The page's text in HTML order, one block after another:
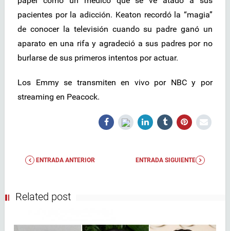
pacientes por la adicción. Keaton recordó la “magia”
de conocer la televisión cuando su padre ganó un
aparato en una rifa y agradeció a sus padres por no
burlarse de sus primeros intentos por actuar.
Los Emmy se transmiten en vivo por NBC y por
streaming en Peacock.
ENTRADA ANTERIOR ENTRADA SIGUIENTE
Related post